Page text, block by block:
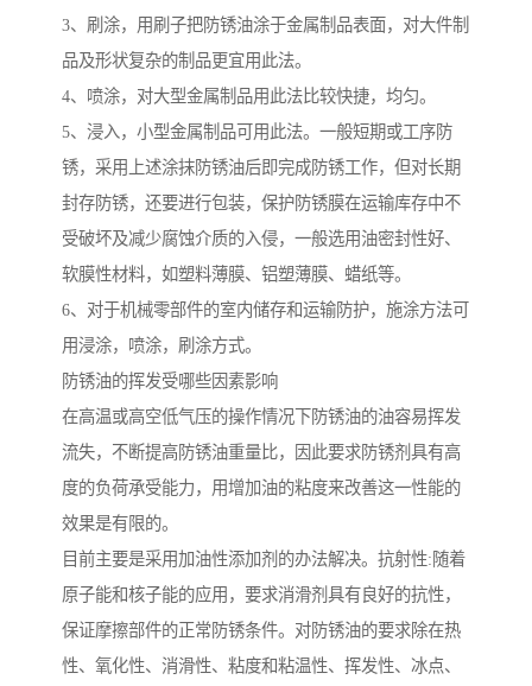
3、刷涂，用刷子把防锈油涂于金属制品表面，对大件制
品及形状复杂的制品更宜用此法。
4、喷涂，对大型金属制品用此法比较快捷，均匀。
5、浸入，小型金属制品可用此法。一般短期或工序防
锈，采用上述涂抹防锈油后即完成防锈工作，但对长期
封存防锈，还要进行包装，保护防锈膜在运输库存中不
受破坏及减少腐蚀介质的入侵，一般选用油密封性好、
软膜性材料，如塑料薄膜、铝塑薄膜、蜡纸等。
6、对于机械零部件的室内储存和运输防护，施涂方法可
用浸涂，喷涂，刷涂方式。
防锈油的挥发受哪些因素影响
在高温或高空低气压的操作情况下防锈油的油容易挥发
流失，不断提高防锈油重量比，因此要求防锈剂具有高
度的负荷承受能力，用增加油的粘度来改善这一性能的
效果是有限的。
目前主要是采用加油性添加剂的办法解决。抗射性:随着
原子能和核子能的应用，要求消滑剂具有良好的抗性，
保证摩擦部件的正常防锈条件。对防锈油的要求除在热
性、氧化性、消滑性、粘度和粘温性、挥发性、冰点、